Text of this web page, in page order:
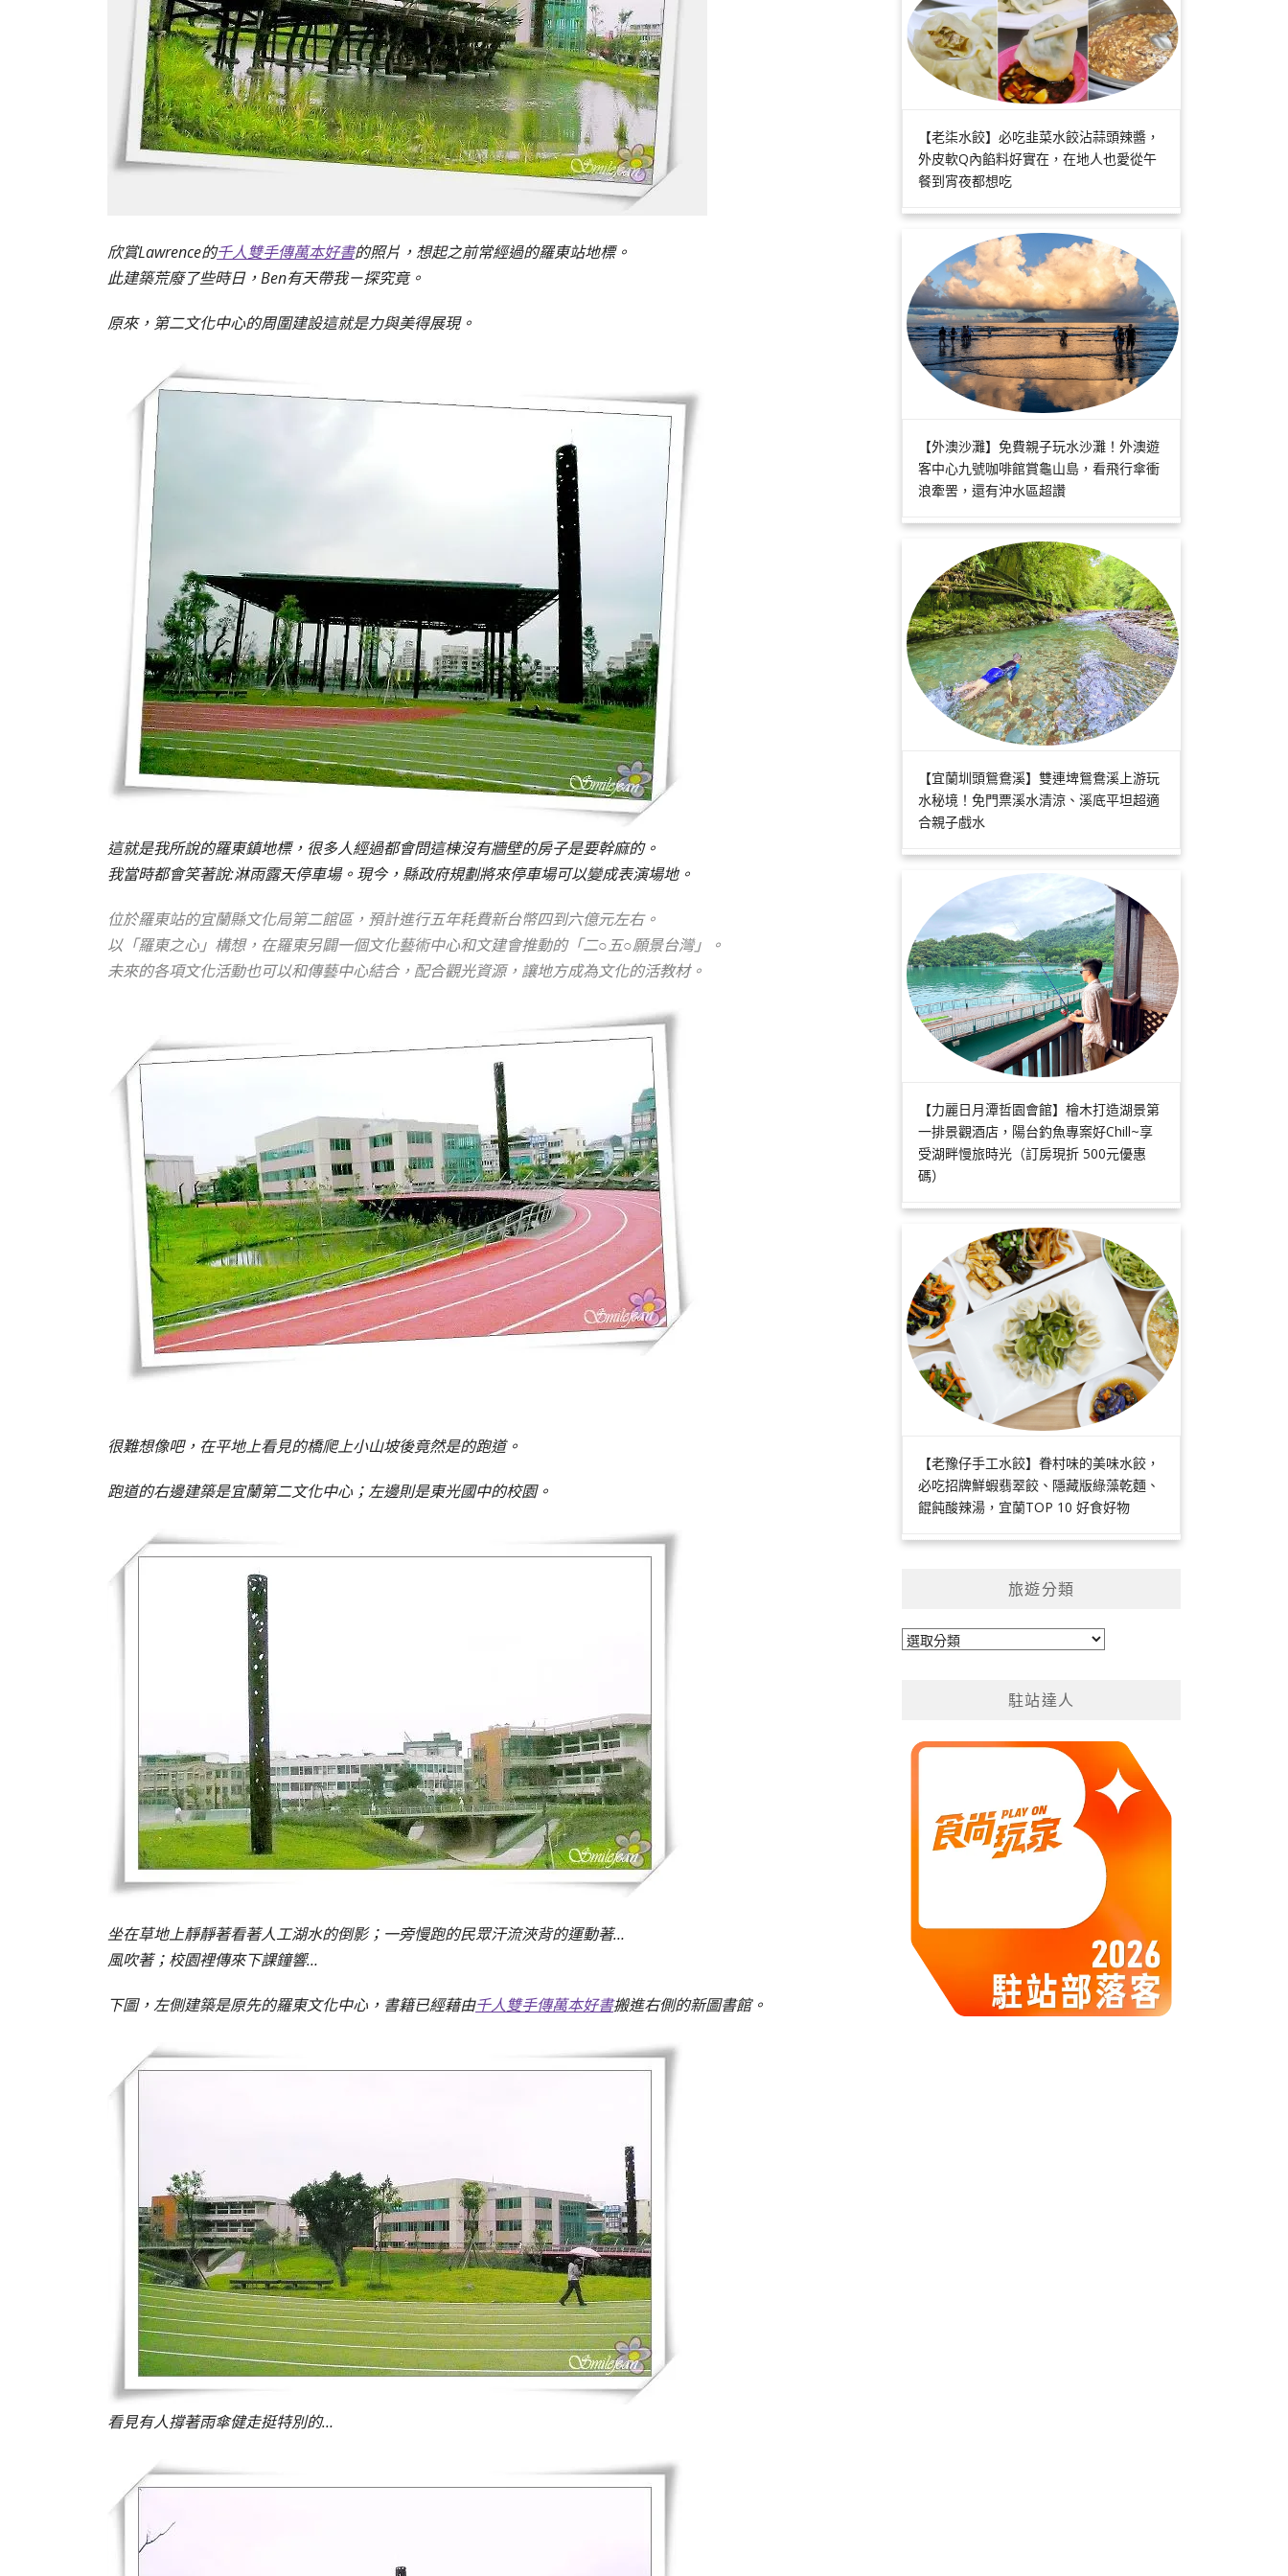
欣賞Lawrence的千人雙手傳萬本好書的照片，想起之前常經過的羅東站地標。
此建築荒廢了些時日，Ben有天帶我ㄧ探究竟。
原來，第二文化中心的周圍建設這就是力與美得展現。
這就是我所說的羅東鎮地標，很多人經過都會問這棟沒有牆壁的房子是要幹麻的。
我當時都會笑著說:淋雨露天停車場。現今，縣政府規劃將來停車場可以變成表演場地。
位於羅東站的宜蘭縣文化局第二館區，預計進行五年耗費新台幣四到六億元左右。
以「羅東之心」構想，在羅東另闢一個文化藝術中心和文建會推動的「二○五○願景台灣」。
未來的各項文化活動也可以和傳藝中心結合，配合觀光資源，讓地方成為文化的活教材。
很難想像吧，在平地上看見的橋爬上小山坡後竟然是的跑道。
跑道的右邊建築是宜蘭第二文化中心；左邊則是東光國中的校園。
坐在草地上靜靜著看著人工湖水的倒影；一旁慢跑的民眾汗流浹背的運動著…
風吹著；校園裡傳來下課鐘響…
下圖，左側建築是原先的羅東文化中心，書籍已經藉由千人雙手傳萬本好書搬進右側的新圖書館。
看見有人撐著雨傘健走挺特別的…
【老柒水餃】必吃韭菜水餃沾蒜頭辣醬，
外皮軟Q內餡料好實在，在地人也愛從午
餐到宵夜都想吃
【外澳沙灘】免費親子玩水沙灘！外澳遊
客中心九號咖啡館賞龜山島，看飛行傘衝
浪牽罟，還有沖水區超讚
【宜蘭圳頭鴛鴦溪】雙連埤鴛鴦溪上游玩
水秘境！免門票溪水清涼、溪底平坦超適
合親子戲水
【力麗日月潭哲園會館】檜木打造湖景第
一排景觀酒店，陽台釣魚專案好Chill~享
受湖畔慢旅時光（訂房現折 500元優惠
碼）
【老豫仔手工水餃】眷村味的美味水餃，
必吃招牌鮮蝦翡翠餃、隱藏版綠藻乾麵、
餛飩酸辣湯，宜蘭TOP 10 好食好物
旅遊分類
旅
駐站達人